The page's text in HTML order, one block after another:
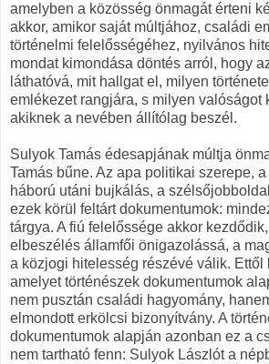
amelyben a közösség önmagát érteni
akkor, amikor saját múltjához, családi
történelmi felelősségéhez, nyilvános
mondat kimondása döntés arról, hogy
láthatóvá, mit hallgat el, milyen
emlékezet rangjára, s milyen valóságot
akiknek a nevében állítólag beszél.
Sulyok Tamás édesapjának múltja
Tamás bűne. Az apa politikai szerepe,
háború utáni bujkálás, a
ezek körül feltárt dokumentumok:
tárgya. A fiú felelőssége akkor
elbeszélés államfői önigazolássá, a
a közjogi hitelesség részévé válik. Ettől
amelyet történészek dokumentumok
nem pusztán családi hagyomány,
elmondott erkölcsi bizonyítvány. A
dokumentumok alapján azonban ez a
nem tartható fenn: Sulyok Lászlót a